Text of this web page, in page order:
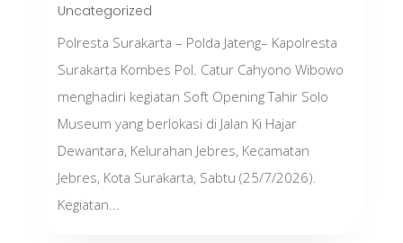
Uncategorized
Polresta Surakarta – Polda Jateng– Kapolresta
Surakarta Kombes Pol. Catur Cahyono Wibowo
menghadiri kegiatan Soft Opening Tahir Solo
Museum yang berlokasi di Jalan Ki Hajar
Dewantara, Kelurahan Jebres, Kecamatan
Jebres, Kota Surakarta, Sabtu (25/7/2026).
Kegiatan...